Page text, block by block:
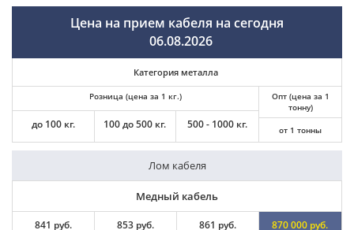
Цена на прием кабеля на сегодня
06.08.2026
Категория металла
Розница (цена за 1 кг.)
до 100 кг. 100 до 500 кг. 500 - 1000 кг.
Опт (цена за 1
тонну)
от 1 тонны
Лом кабеля
Медный кабель
841 руб. 853 руб. 861 руб. 870 000 руб.